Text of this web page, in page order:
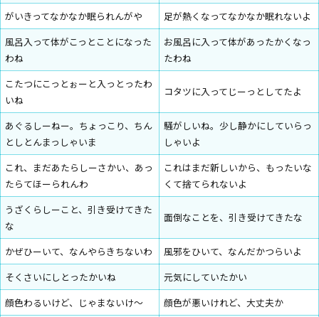
がいきってなかなか眠られんがや
足が熱くなってなかなか眠れないよ
風呂入って体がこっとことになった
わね
お風呂に入って体があったかくなっ
たわね
こたつにこっとぉーと入っとったわ
いね
コタツに入ってじーっとしてたよ
あぐるしーねー。ちょっこり、ちん
としとんまっしゃいま
騒がしいね。少し静かにしていらっ
しゃいよ
これ、まだあたらしーさかい、あっ
たらてほーられんわ
これはまだ新しいから、もったいな
くて捨てられないよ
うざくらしーこと、引き受けてきた
な
面倒なことを、引き受けてきたな
かぜひーいて、なんやらきちないわ
風邪をひいて、なんだかつらいよ
そくさいにしとったかいね
元気にしていたかい
顔色わるいけど、じゃまないけ〜
顔色が悪いけれど、大丈夫か